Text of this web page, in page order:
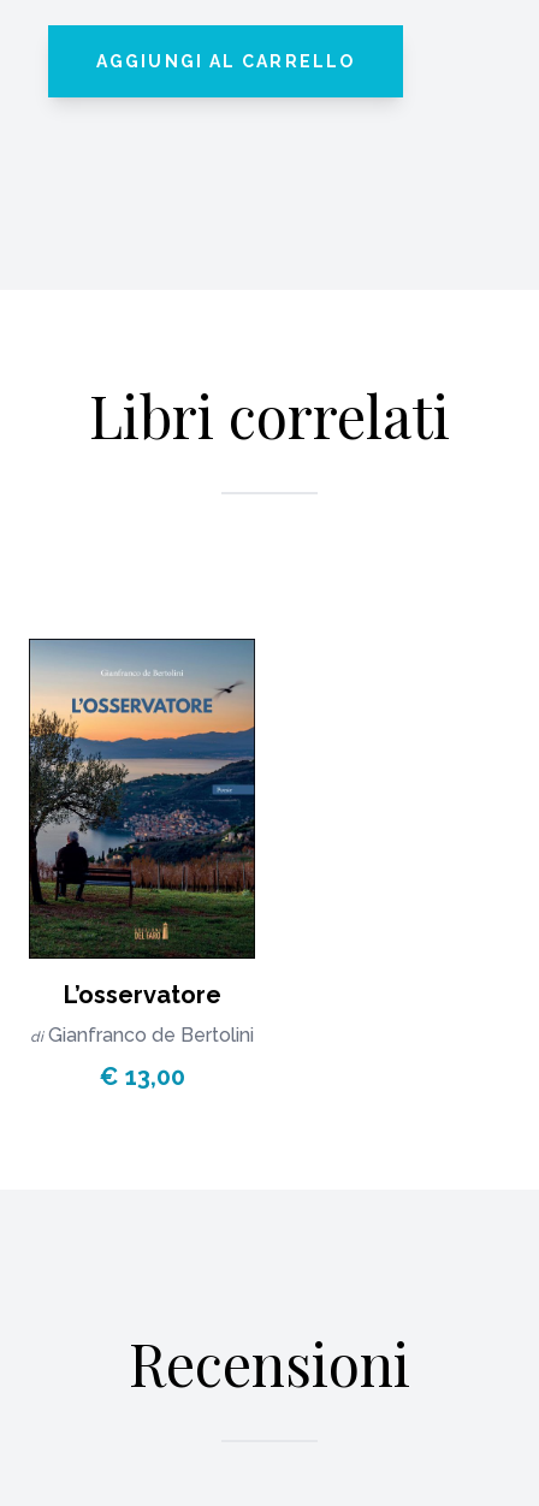
AGGIUNGI AL CARRELLO
Libri correlati
L’osservatore
di Gianfranco de Bertolini
€ 13,00
Recensioni